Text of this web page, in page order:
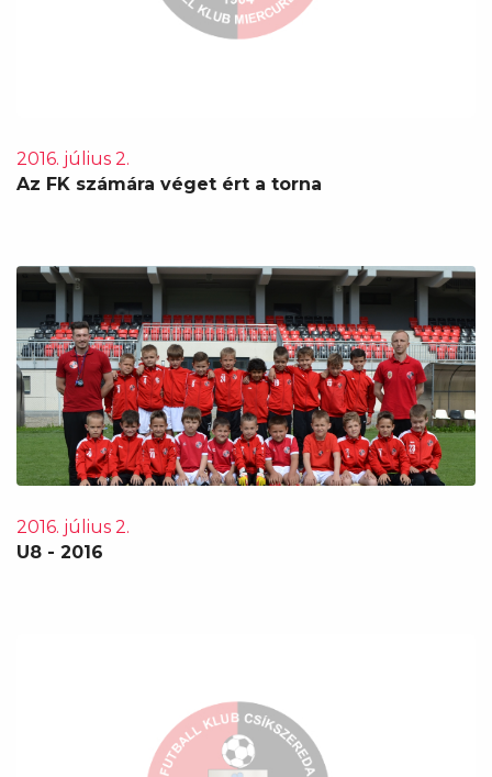
2016. július 2.
Az FK számára véget ért a torna
2016. július 2.
U8 - 2016